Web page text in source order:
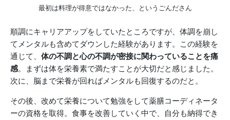
最初は料理が得意ではなかった、というごんださん
順調にキャリアアップをしていたところですが、体調を崩し
てメンタルも含めてダウンした経験があります。この経験を
通じて、 体の不調と心の不調が密接に関わっていることを痛
感。まずは体を栄養素で満たすことが大切だと感じました。
次に、脳まで栄養が回ればメンタルも回復するのだと。
その後、改めて栄養について勉強をして薬膳コーディネータ
ーの資格を取得。食事を改善していく中で、自分も納得でき